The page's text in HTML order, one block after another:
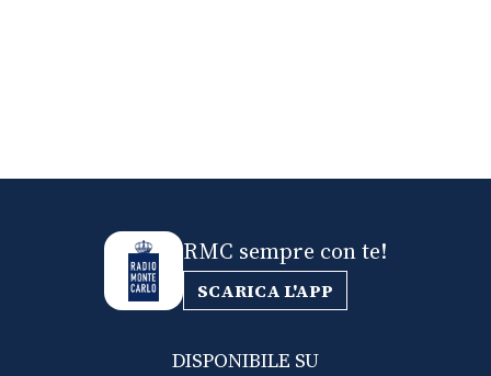
RMC sempre con te!
SCARICA L'APP
DISPONIBILE SU